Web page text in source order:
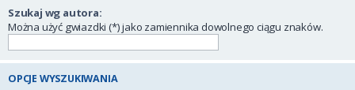
Szukaj wg autora:
Można użyć gwiazdki (*) jako zamiennika dowolnego ciągu znaków.
OPCJE WYSZUKIWANIA